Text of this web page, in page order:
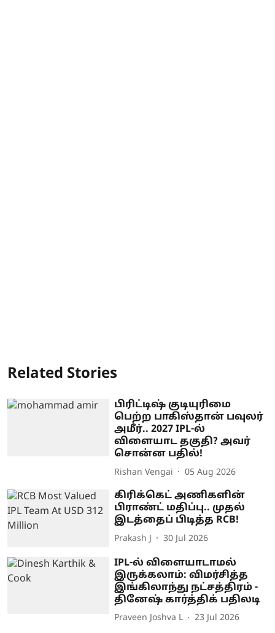
Related Stories
பிரிட்டிஷ் குடியுரிமை
பெற்ற பாகிஸ்தான் பவுலர்
அமீர்.. 2027 IPL-ல்
விளையாட தகுதி? அவர்
சொன்ன பதில்!
Rishan Vengai 05 Aug 2026
கிரிக்கெட் அணிகளின்
பிராண்ட் மதிப்பு.. முதல்
இடத்தைப் பிடித்த RCB!
Prakash J 30 Jul 2026
IPL-ல் விளையாடாமல்
இருக்கலாம்: விமர்சித்த
இங்கிலாந்து நட்சத்திரம் -
தினேஷ் கார்த்திக் பதிலடி
Praveen Joshva L 23 Jul 2026